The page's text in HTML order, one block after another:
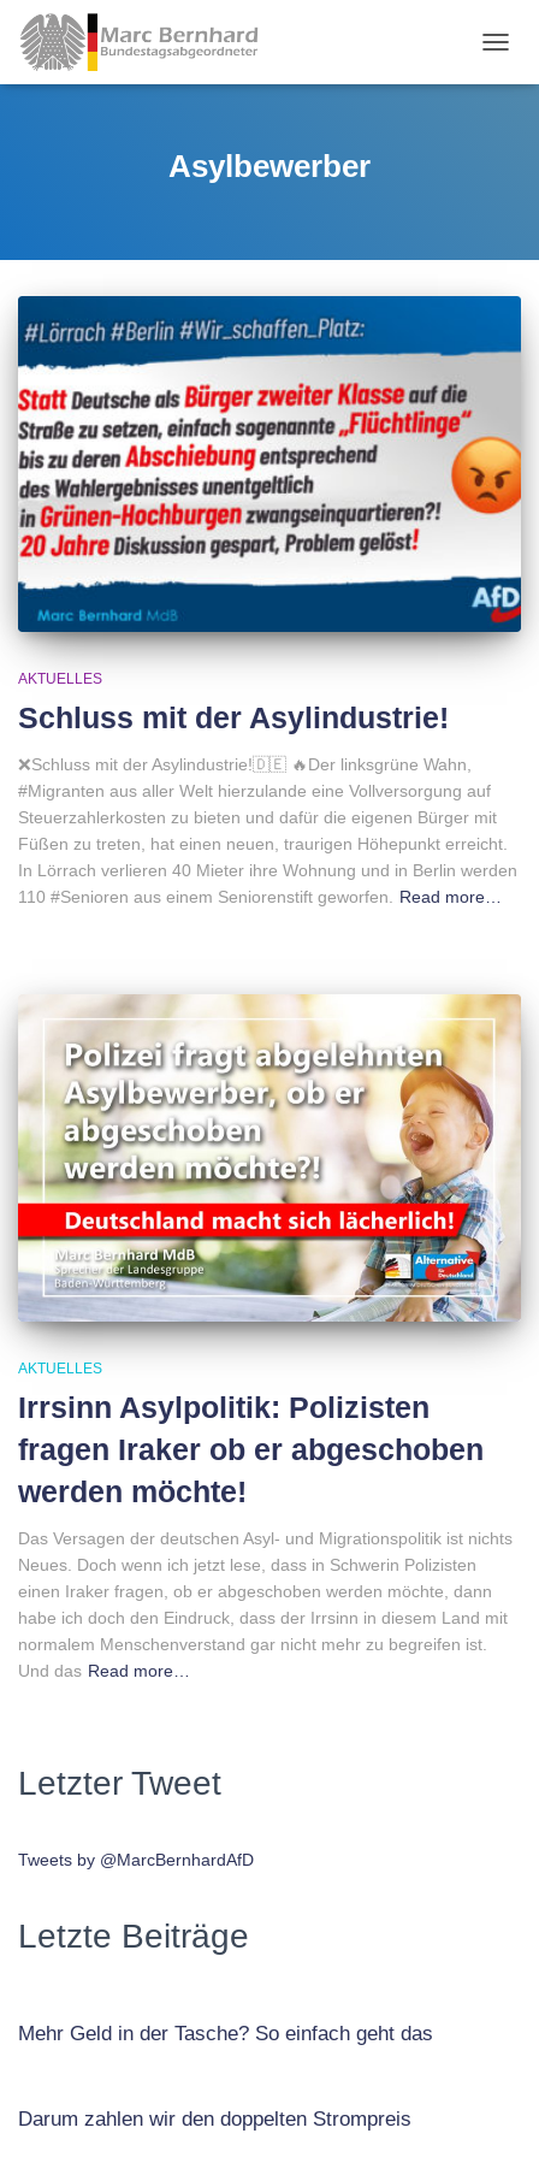
Asylbewerber
AKTUELLES
Schluss mit der Asylindustrie!
❌Schluss mit der Asylindustrie!🇩🇪 🔥Der linksgrüne Wahn,
#Migranten aus aller Welt hierzulande eine Vollversorgung auf
Steuerzahlerkosten zu bieten und dafür die eigenen Bürger mit
Füßen zu treten, hat einen neuen, traurigen Höhepunkt erreicht.
In Lörrach verlieren 40 Mieter ihre Wohnung und in Berlin werden
110 #Senioren aus einem Seniorenstift geworfen.
Read more…
AKTUELLES
Irrsinn Asylpolitik: Polizisten
fragen Iraker ob er abgeschoben
werden möchte!
Das Versagen der deutschen Asyl- und Migrationspolitik ist nichts
Neues. Doch wenn ich jetzt lese, dass in Schwerin Polizisten
einen Iraker fragen, ob er abgeschoben werden möchte, dann
habe ich doch den Eindruck, dass der Irrsinn in diesem Land mit
normalem Menschenverstand gar nicht mehr zu begreifen ist.
Und das Read more…
Letzter Tweet
Tweets by @MarcBernhardAfD
Letzte Beiträge
Mehr Geld in der Tasche? So einfach geht das
Darum zahlen wir den doppelten Strompreis